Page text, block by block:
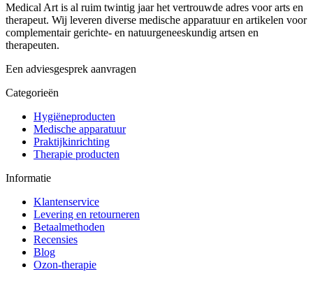
Medical Art is al ruim twintig jaar het vertrouwde adres voor arts en
therapeut. Wij leveren diverse medische apparatuur en artikelen voor
complementair gerichte- en natuurgeneeskundig artsen en
therapeuten.
Een adviesgesprek aanvragen
Categorieën
Hygiëneproducten
Medische apparatuur
Praktijkinrichting
Therapie producten
Informatie
Klantenservice
Levering en retourneren
Betaalmethoden
Recensies
Blog
Ozon-therapie